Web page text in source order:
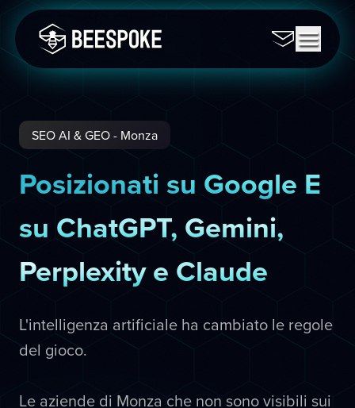
SEO AI & GEO - Monza
Posizionati su Google E
su ChatGPT, Gemini,
Perplexity e Claude
L'intelligenza artificiale ha cambiato le regole
del gioco.
Le aziende di Monza che non sono visibili sui